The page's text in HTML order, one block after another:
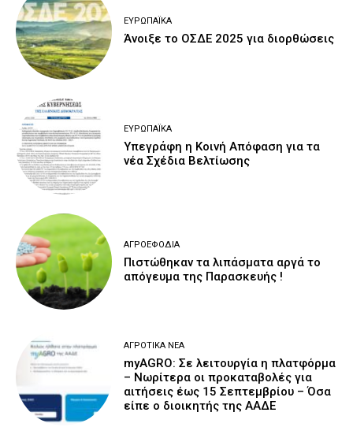
ΕΥΡΩΠΑΪΚΆ
Άνοιξε το ΟΣΔΕ 2025 για διορθώσεις
ΕΥΡΩΠΑΪΚΆ
Υπεγράφη η Κοινή Απόφαση για τα
νέα Σχέδια Βελτίωσης
ΑΓΡΟΕΦΌΔΙΑ
Πιστώθηκαν τα λιπάσματα αργά το
απόγευμα της Παρασκευής !
ΑΓΡΟΤΙΚΆ ΝΈΑ
myAGRO: Σε λειτουργία η πλατφόρμα
– Νωρίτερα οι προκαταβολές για
αιτήσεις έως 15 Σεπτεμβρίου – Όσα
είπε ο διοικητής της ΑΑΔΕ